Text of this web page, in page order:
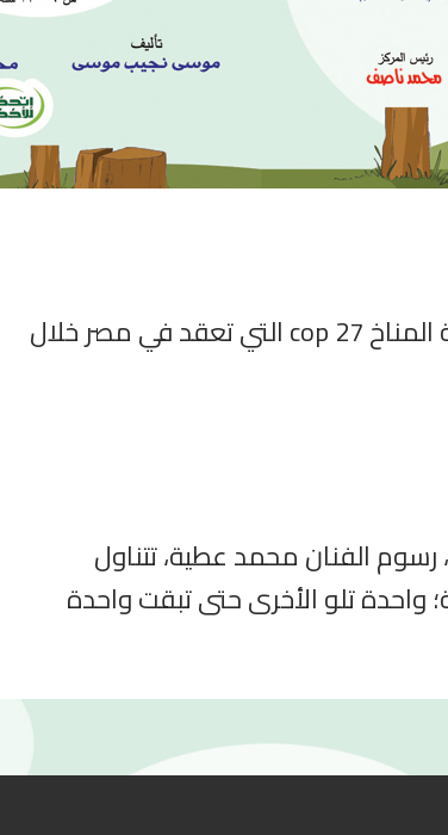
في إطار إحتفال المركز القومي لثقافة الطفل بقمة المناخ 27 cop التي تعقد في مصر خلال
الفنان محمد عطية، تتناول
تلو الأخرى حتى تبقت واحدة